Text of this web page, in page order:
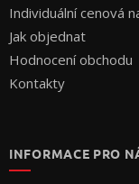
Individuální cenová
Jak objednat
Hodnocení obchodu
Kontakty
INFORMACE PRO